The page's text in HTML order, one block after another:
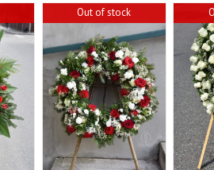
Out of stock